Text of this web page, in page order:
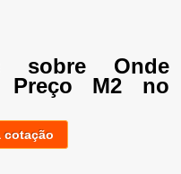
sobre Onde
Preço M2 no
cotação